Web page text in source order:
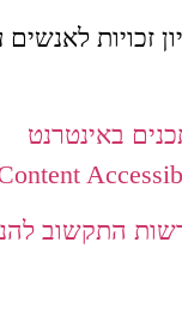
התקשוב